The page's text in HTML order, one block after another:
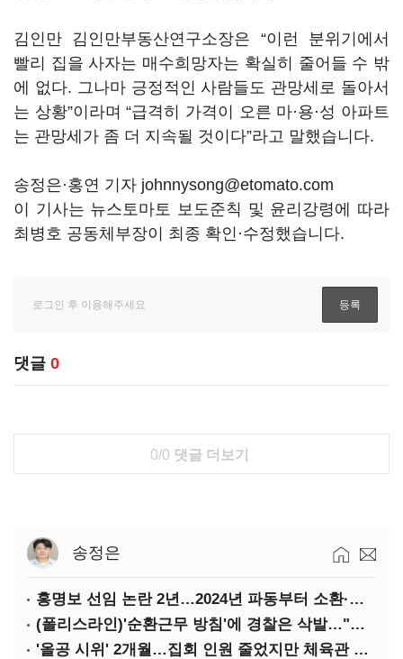
김인만 김인만부동산연구소장은 “이런 분위기에서
빨리 집을 사자는 매수희망자는 확실히 줄어들 수 밖
에 없다. 그나마 긍정적인 사람들도 관망세로 돌아서
는 상황”이라며 “급격히 가격이 오른 마·용·성 아파트
는 관망세가 좀 더 지속될 것이다”라고 말했습니다.
송정은·홍연 기자 johnnysong@etomato.com
이 기사는 뉴스토마토 보도준칙 및 윤리강령에 따라
최병호 공동체부장이 최종 확인·수정했습니다.
댓글 0
0/0 댓글 더보기
송정은
홍명보 선임 논란 2년…2024년 파동부터 소환·압색까지
(폴리스라인)'순환근무 방침'에 경찰은 삭발…"베테랑·수사력 보강 먼저"
'올공 시위' 2개월…집회 인원 줄었지만 체육관 봉쇄 계속